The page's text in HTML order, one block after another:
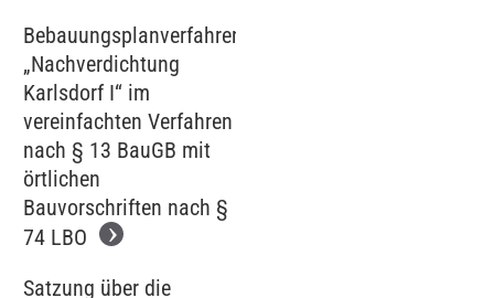
Bebauungsplanverfahren
„Nachverdichtung
Karlsdorf I“ im
vereinfachten Verfahren
nach § 13 BauGB mit
örtlichen
Bauvorschriften nach §
74 LBO
Satzung über die